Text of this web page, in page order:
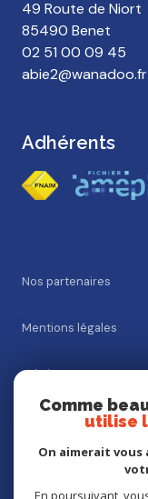
02 51 00 09 45
abie2@wanadoo.fr
49 Route de Niort
85490 Benet
Adhérents
Nos partenaires
Mentions légales
Admin
Nos honoraires
Comme
utilise
On aimerait
En poursuivant,